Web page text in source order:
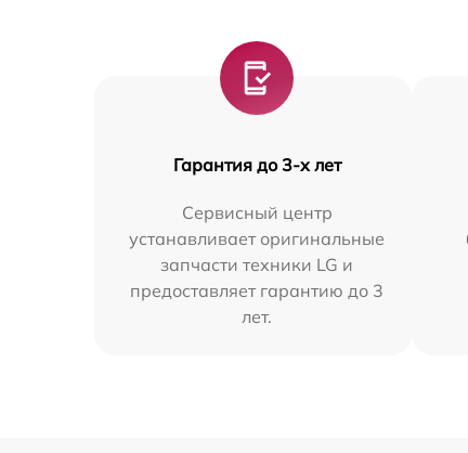
Гарантия до 3-х лет
Сервисный центр
устанавливает оригинальные
запчасти техники LG и
предоставляет гарантию до 3
лет.